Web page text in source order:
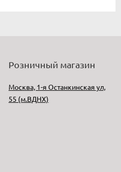
Розничный магазин
Москва, 1-я Останкинская ул,
55 (м.ВДНХ)